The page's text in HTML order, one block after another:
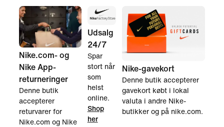
Nike.com- og
Nike App-
returneringer
Denne butik
accepterer
returvarer for
Nike.com og Nike
Udsalg
24/7
Spar
stort når
som
helst
online.
Shop
her
Nike-gavekort
Denne butik accepterer
gavekort købt i lokal
valuta i andre Nike-
butikker og på nike.com.